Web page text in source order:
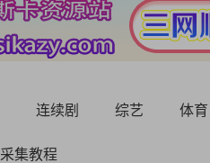
连续剧 综艺 体育
采集教程